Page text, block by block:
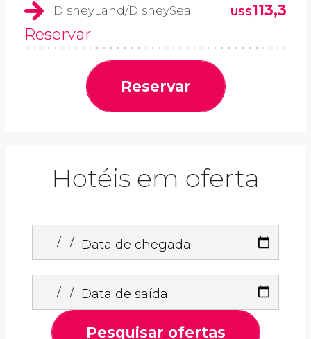
DisneyLand/DisneySea
US$113,3
Reservar
Reservar
Hotéis em oferta
Data de chegada
Data de saída
Pesquisar ofertas